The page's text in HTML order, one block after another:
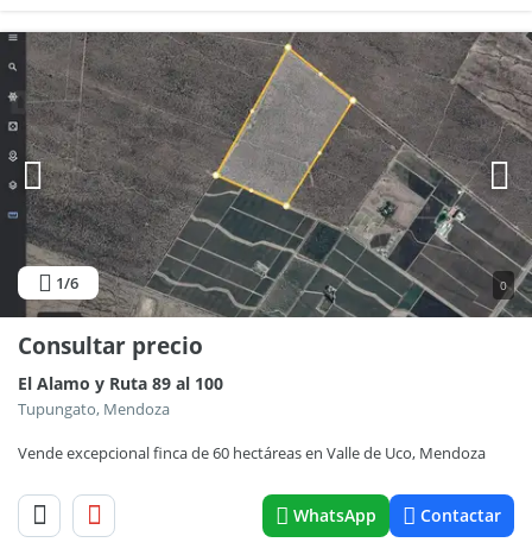
1/6 0
Consultar precio
El Alamo y Ruta 89 al 100
Tupungato, Mendoza
Vende excepcional finca de 60 hectáreas en Valle de Uco, Mendoza
WhatsApp Contactar